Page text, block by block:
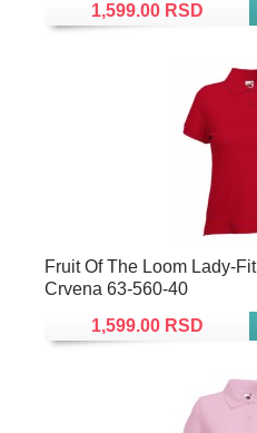
1,599.00 RSD
Fruit Of The Loom Lady-
Crvena 63-560-40
1,599.00 RSD